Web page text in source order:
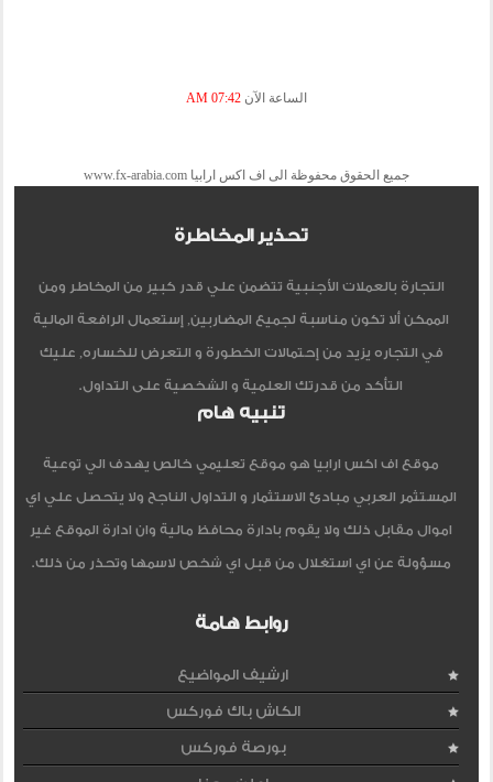
الساعة الآن 07:42 AM
جميع الحقوق محفوظة الى اف اكس ارابيا www.fx-arabia.com
تحذير المخاطرة
التجارة بالعملات الأجنبية تتضمن علي قدر كبير من المخاطر ومن
الممكن ألا تكون مناسبة لجميع المضاربين, إستعمال الرافعة المالية
في التجاره يزيد من إحتمالات الخطورة و التعرض للخساره, عليك
التأكد من قدرتك العلمية و الشخصية على التداول.
تنبيه هام
موقع اف اكس ارابيا هو موقع تعليمي خالص يهدف الي توعية
المستثمر العربي مبادئ الاستثمار و التداول الناجح ولا يتحصل علي اي
اموال مقابل ذلك ولا يقوم بادارة محافظ مالية وان ادارة الموقع غير
مسؤولة عن اي استغلال من قبل اي شخص لاسمها وتحذر من ذلك.
روابط هامة
ارشيف المواضيع
الكاش باك فوركس
بورصة فوركس